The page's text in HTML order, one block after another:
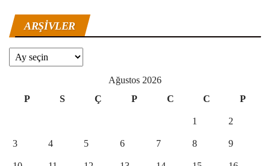
ARŞIVLER
Arşivler
Ağustos 2026
P
S Ç P C C P
1 2
3 4 5 6 7 8 9